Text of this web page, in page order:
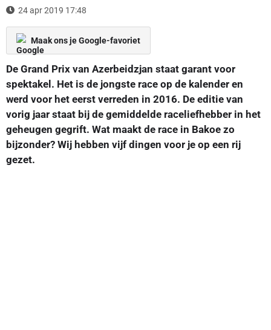
24 apr 2019 17:48
Maak ons je Google-favoriet
De Grand Prix van Azerbeidzjan staat garant voor
spektakel. Het is de jongste race op de kalender en
werd voor het eerst verreden in 2016. De editie van
vorig jaar staat bij de gemiddelde raceliefhebber in het
geheugen gegrift. Wat maakt de race in Bakoe zo
bijzonder? Wij hebben vijf dingen voor je op een rij
gezet.